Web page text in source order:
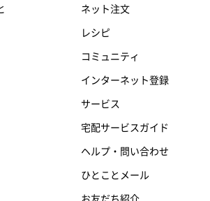
ネット注文
レシピ
コミュニティ
インターネット登録
サービス
宅配サービスガイド
ヘルプ・問い合わせ
ひとことメール
お友だち紹介